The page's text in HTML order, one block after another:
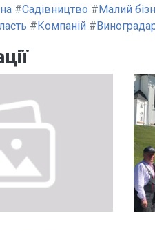
#Садівництво #Малий
#Компаній #